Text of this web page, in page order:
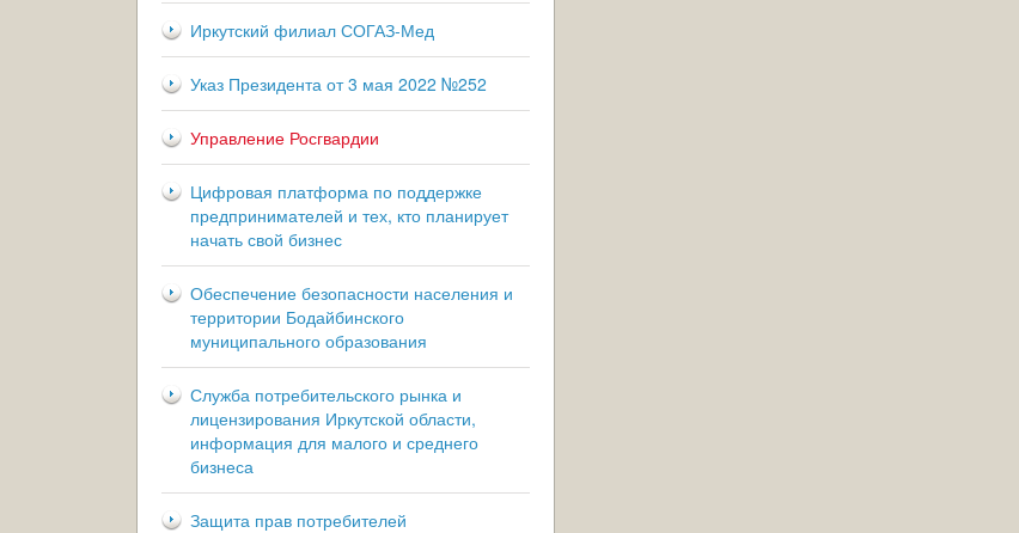
Иркутский филиал СОГАЗ-Мед
Указ Президента от 3 мая 2022 №252
Управление Росгвардии
Цифровая платформа по поддержке
предпринимателей и тех, кто планирует
начать свой бизнес
Обеспечение безопасности населения и
территории Бодайбинского
муниципального образования
Служба потребительского рынка и
лицензирования Иркутской области,
информация для малого и среднего
бизнеса
Защита прав потребителей